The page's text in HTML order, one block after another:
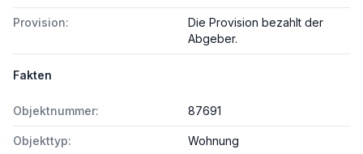
Provision:
Die Provision bezahlt der
Abgeber.
Fakten
Objektnummer: 87691
Objekttyp: Wohnung